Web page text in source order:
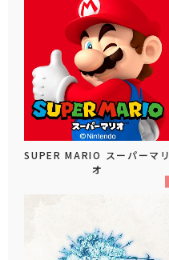
SUPER MARIO スーパーマリ
オ